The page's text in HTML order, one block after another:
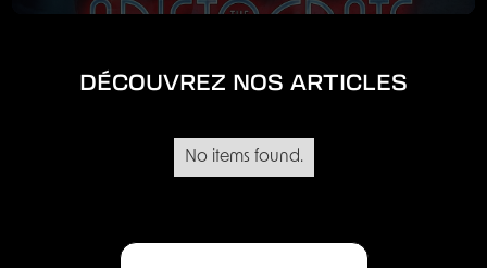
DÉCOUVREZ NOS ARTICLES
No items found.